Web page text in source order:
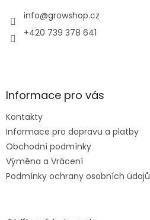
info@growshop.cz
+420 739 378 641
Informace pro vás
Kontakty
Informace pro dopravu a platby
Obchodní podmínky
Výměna a Vrácení
Podmínky ochrany osobních údajů